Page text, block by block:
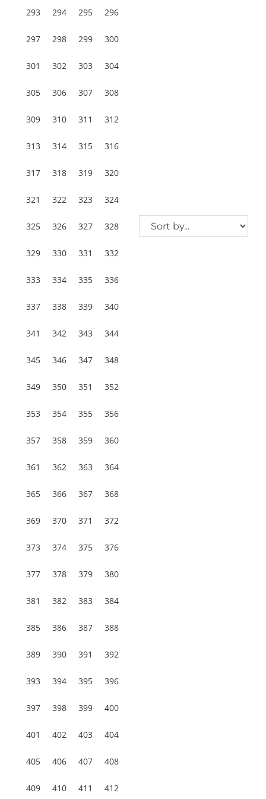
293 294 295 296
297 298 299 300
301 302 303 304
305 306 307 308
309 310 311 312
313 314 315 316
317 318 319 320
321 322 323 324
325 326 327 328
329 330 331 332
333 334 335 336
337 338 339 340
341 342 343 344
345 346 347 348
349 350 351 352
353 354 355 356
357 358 359 360
361 362 363 364
365 366 367 368
369 370 371 372
373 374 375 376
377 378 379 380
381 382 383 384
385 386 387 388
389 390 391 392
393 394 395 396
397 398 399 400
401 402 403 404
405 406 407 408
409 410 411 412